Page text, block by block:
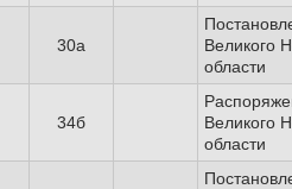
30а
Великого
области
34б
Великого
области